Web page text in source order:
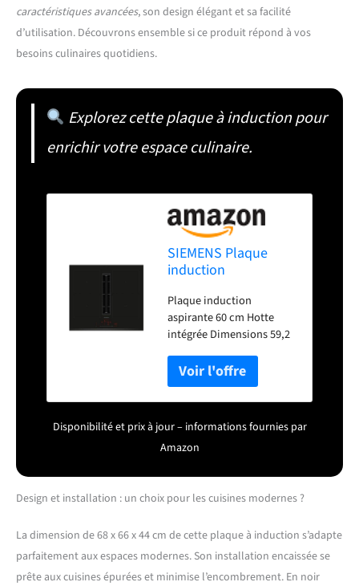
caractéristiques avancées, son design élégant et sa facilité
d’utilisation. Découvrons ensemble si ce produit répond à vos
besoins culinaires quotidiens.
Explorez cette plaque à induction pour
enrichir votre espace culinaire.
SIEMENS Plaque
induction
60 cm, CombiZone,
Slider
Plaque induction
aspirante 60 cm Hotte
intégrée Dimensions 59,2
x 52,2 cm recyclage plug &
play Evacuation ou
recyclage
Disponibilité et prix à jour – informations fournies par
Amazon
Design et installation : un choix pour les cuisines modernes ?
La dimension de 68 x 66 x 44 cm de cette plaque à induction s’adapte
parfaitement aux espaces modernes. Son installation encaissée se
prête aux cuisines épurées et minimise l’encombrement. En noir